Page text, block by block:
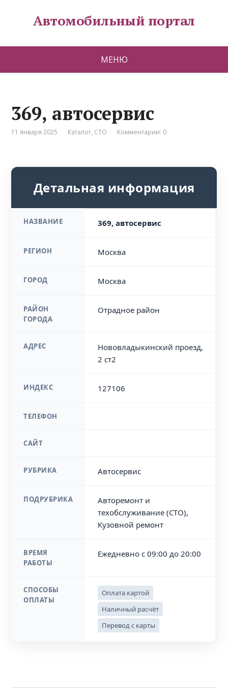
Автомобильный портал
МЕНЮ
369, автосервис
11 января 2025 Каталог, СТО Комментарии: 0
Детальная информация
НАЗВАНИЕ 369, автосервис
РЕГИОН Москва
ГОРОД Москва
РАЙОН
ГОРОДА
Отрадное район
АДРЕС
Нововладыкинский проезд,
2 ст2
ИНДЕКС 127106
ТЕЛЕФОН
САЙТ
РУБРИКА Автосервис
ПОДРУБРИКА
Авторемонт и
техобслуживание (СТО),
Кузовной ремонт
ВРЕМЯ
РАБОТЫ
Ежедневно с 09:00 до 20:00
СПОСОБЫ
ОПЛАТЫ
Оплата картой
Наличный расчёт
Перевод с карты